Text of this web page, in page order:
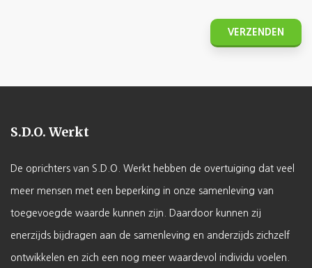
S.D.O. Werkt
De oprichters van S.D.O. Werkt hebben de overtuiging dat veel
meer mensen met een beperking in onze samenleving van
toegevoegde waarde kunnen zijn. Daardoor kunnen zij
enerzijds bijdragen aan de samenleving en anderzijds zichzelf
ontwikkelen en zich een nog meer waardevol individu voelen.